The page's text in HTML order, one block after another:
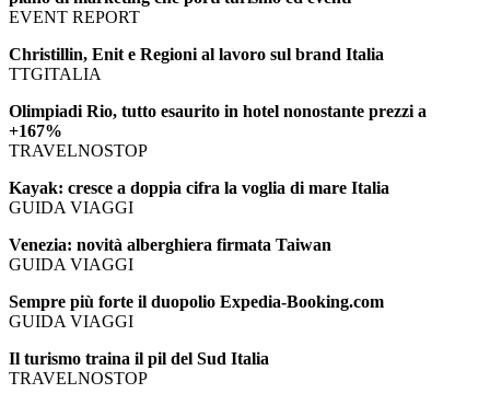
EVENT REPORT
Christillin, Enit e Regioni al lavoro sul brand Italia
TTGITALIA
Olimpiadi Rio, tutto esaurito in hotel nonostante prezzi a
+167%
TRAVELNOSTOP
Kayak: cresce a doppia cifra la voglia di mare Italia
GUIDA VIAGGI
Venezia: novità alberghiera firmata Taiwan
GUIDA VIAGGI
Sempre più forte il duopolio Expedia-Booking.com
GUIDA VIAGGI
Il turismo traina il pil del Sud Italia
TRAVELNOSTOP